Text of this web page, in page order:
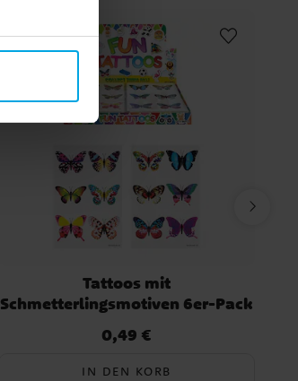
Tattoos mit
Schmetterlingsmotiven 6er-Pack
Preis:0,49 €
0,49 €
IN DEN KORB